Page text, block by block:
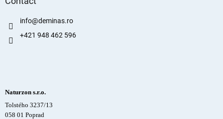
info@deminas.ro
+421 948 462 596
Naturzon s.r.o.
Tolstého 3237/13
058 01 Poprad